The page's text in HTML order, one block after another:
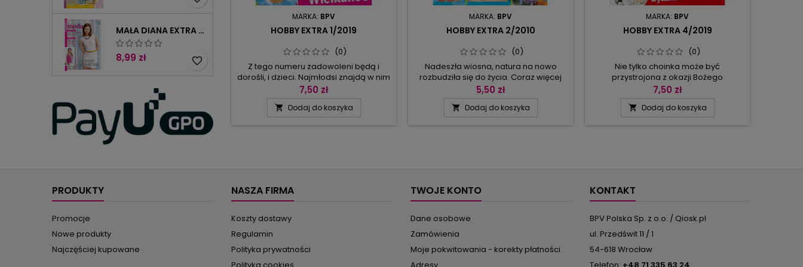
MAŁA DIANA EXTRA 2/2025
8,99 zł favorite_border
MARKA: BPV
HOBBY EXTRA 1/2019
(0)
Z tego numeru zadowoleni będą i
dorośli, i dzieci. Najmłodsi znajdą w nim
mnóstwo wzorów do skopiowania,
każdą minutę, którą pociechy spędzą
7,50 zł
 Dodaj do koszyka
MARKA: BPV
HOBBY EXTRA 2/2010
(0)
Nadeszła wiosna, natura na nowo
rozbudziła się do życia. Coraz więcej
słońca i zieleni sprawia, że większość z
do działania. Doskonale się składa, bo
5,50 zł
 Dodaj do koszyka
MARKA: BPV
HOBBY EXTRA 4/2019
(0)
Nie tylko choinka może być
przystrojona z okazji Bożego
Narodzenia. Świetnie nadają się do
można je udekorować kolorowymi
7,50 zł
 Dodaj do koszyka
PRODUKTY
Promocje
Nowe produkty
Najczęściej kupowane
NASZA FIRMA
Koszty dostawy
Regulamin
Polityka prywatności
TWOJE KONTO
Dane osobowe
Zamówienia
Moje pokwitowania - korekty płatności
KONTAKT
BPV Polska Sp. z o.o. / Qiosk.pl
ul. Przedświt 11 / 1
54-618 Wrocław